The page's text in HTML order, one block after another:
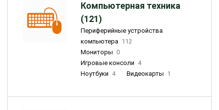
Компьютерная техника
(121)
Периферийные устройства
компьютера 112
Мониторы 0
Игровые консоли 4
Ноутбуки 4 Видеокарты 1